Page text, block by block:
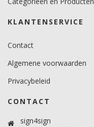
Brandcertificaat
KLANTENSERVICE
Contact
Algemene voorwaarden
Privacybeleid
CONTACT
sign4sign